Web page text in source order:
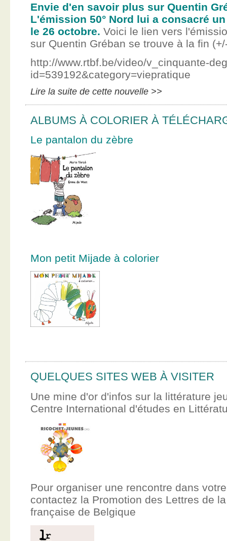
Envie d'en savoir plus sur Quentin
L'émission 50° Nord lui a consacré
le 26 octobre. Voici le lien vers
sur Quentin Gréban se trouve à la fin
http://www.rtbf.be/video/v_cinquante-
id=539192&category=viepratique
Lire la suite de cette nouvelle >>
ALBUMS À COLORIER À
Le pantalon du zèbre
Mon petit Mijade à colorier
QUELQUES SITES WEB À VISITER
Une mine d'or d'infos sur la littérature
Centre International d'études en
Pour organiser une rencontre dans
contactez la Promotion des Lettres de
française de Belgique